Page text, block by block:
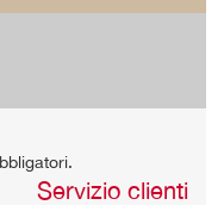
Servizio clienti